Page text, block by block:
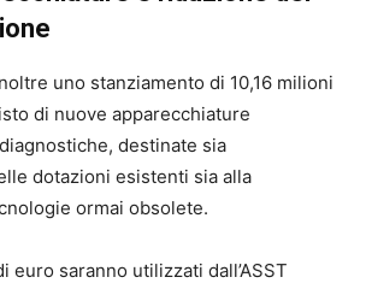
uno stanziamento di 10,16 milioni
di nuove apparecchiature
destinate sia
dotazioni esistenti sia alla
ormai obsolete.
euro saranno utilizzati dall’ASST